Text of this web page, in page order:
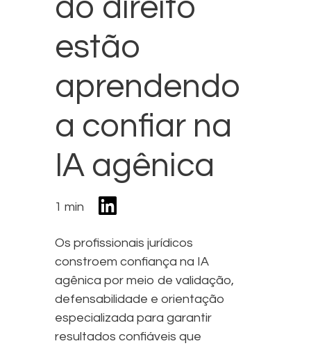
do direito
estão
aprendendo
a confiar na
IA agênica
1 min
Os profissionais jurídicos
constroem confiança na IA
agênica por meio de validação,
defensabilidade e orientação
especializada para garantir
resultados confiáveis que